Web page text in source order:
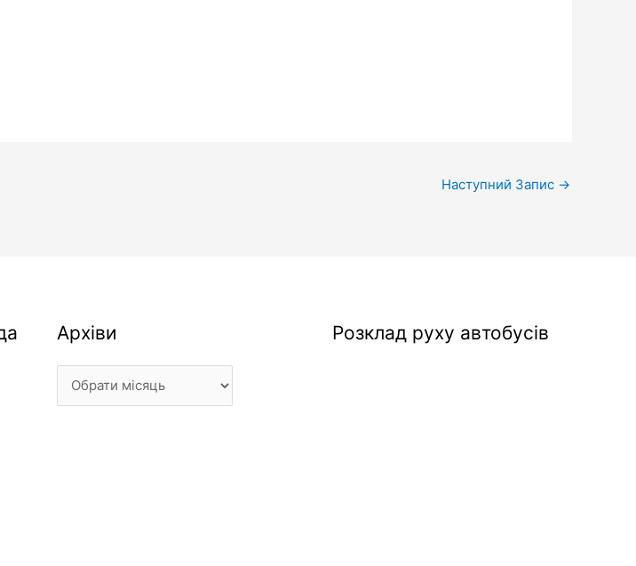
Наступний Запис →
Архіви
Архіви Розклад руху автобусів